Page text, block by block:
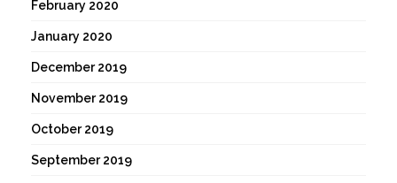
February 2020
January 2020
December 2019
November 2019
October 2019
September 2019